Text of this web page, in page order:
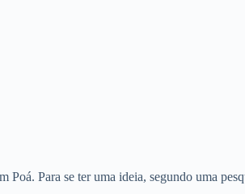
Poá. Para se ter uma ideia, segundo uma